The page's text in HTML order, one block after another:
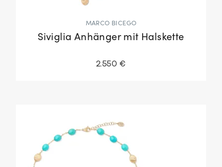
MARCO BICEGO
Siviglia Anhänger mit Halskette
2.550 €